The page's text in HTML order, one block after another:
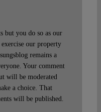
but you do so as our
our property
remains a
Your comment
will be moderated
a choice. That
will be published.